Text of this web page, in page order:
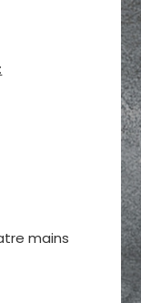
mains